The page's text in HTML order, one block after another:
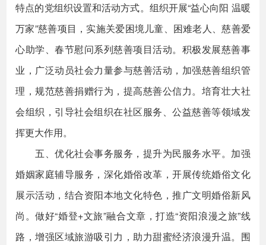
特点的党组织设置和活动方式。组织开展“益心向阳 温暖
万家”慈善项目，实施关爱困境儿童、困难老人、慈善爱
心助学、春节慰问系列慈善项目活动。积极发展慈善事
业，广泛动员社会力量参与慈善活动，加强慈善组织管
理，规范慈善捐赠行为，提高慈善公信力。培育壮大社
会组织，引导社会组织在社区服务、公益慈善等领域发
挥更大作用。
五、优化社会事务服务，提升为民服务水平。加强
婚姻家庭辅导服务，深化婚俗改革，开展传统婚俗文化
展示活动，结合资阳本地文化特色，推广文明婚俗新风
尚。做好“婚登+文旅”融合文章，打造“资阳浪漫之旅”线
路，增强区域旅游吸引力，助力甜蜜经济浪漫升温。围